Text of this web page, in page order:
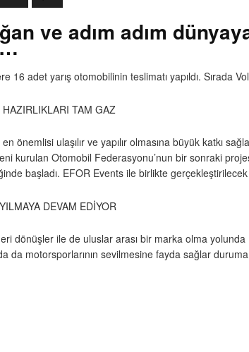
ve adım adım
16 adet yarış otomobilinin teslimatı yapıldı. Sırada
TAM GAZ
önemlisi ulaşılır ve yapılır olmasına büyük katkı
kurulan Otomobil Federasyonu’nun bir sonraki
başladı. EFOR Events ile birlikte
DEVAM EDİYOR
dönüşler ile de uluslar arası bir marka olma
da motorsporlarının sevilmesine fayda sağlar